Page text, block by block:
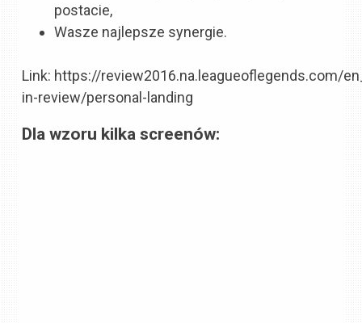
postacie,
Wasze najlepsze synergie.
Link: https://review2016.na.leagueoflegends.com/
in-review/personal-landing
Dla wzoru kilka screenów: